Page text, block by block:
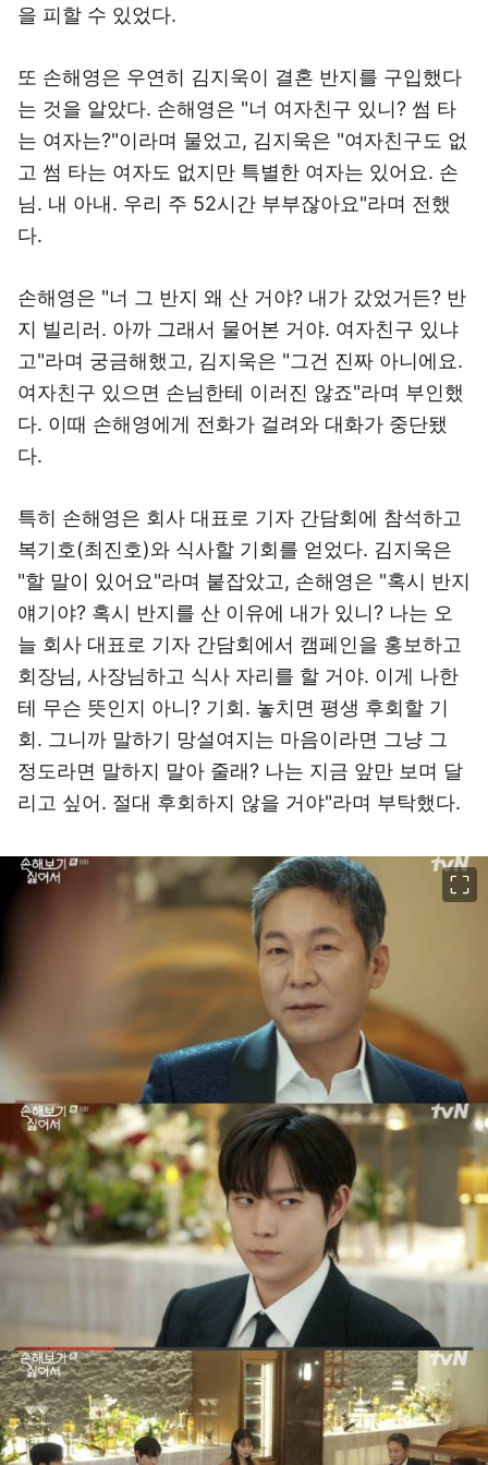
을 피할 수 있었다.
또 손해영은 우연히 김지욱이 결혼 반지를 구입했다
는 것을 알았다. 손해영은 "너 여자친구 있니? 썸 타
는 여자는?"이라며 물었고, 김지욱은 "여자친구도 없
고 썸 타는 여자도 없지만 특별한 여자는 있어요. 손
님. 내 아내. 우리 주 52시간 부부잖아요"라며 전했
다.
손해영은 "너 그 반지 왜 산 거야? 내가 갔었거든? 반
지 빌리러. 아까 그래서 물어본 거야. 여자친구 있냐
고"라며 궁금해했고, 김지욱은 "그건 진짜 아니에요.
여자친구 있으면 손님한테 이러진 않죠"라며 부인했
다. 이때 손해영에게 전화가 걸려와 대화가 중단됐
다.
특히 손해영은 회사 대표로 기자 간담회에 참석하고
복기호(최진호)와 식사할 기회를 얻었다. 김지욱은
"할 말이 있어요"라며 붙잡았고, 손해영은 "혹시 반지
얘기야? 혹시 반지를 산 이유에 내가 있니? 나는 오
늘 회사 대표로 기자 간담회에서 캠페인을 홍보하고
회장님, 사장님하고 식사 자리를 할 거야. 이게 나한
테 무슨 뜻인지 아니? 기회. 놓치면 평생 후회할 기
회. 그니까 말하기 망설여지는 마음이라면 그냥 그
정도라면 말하지 말아 줄래? 나는 지금 앞만 보며 달
리고 싶어. 절대 후회하지 않을 거야"라며 부탁했다.